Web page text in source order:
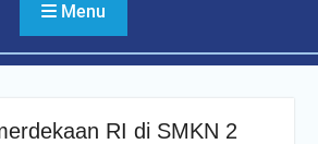
Technology Tinjau Kelas
Industri Animasi SMKN 2
Perkuat
Menu
RI di SMKN 2